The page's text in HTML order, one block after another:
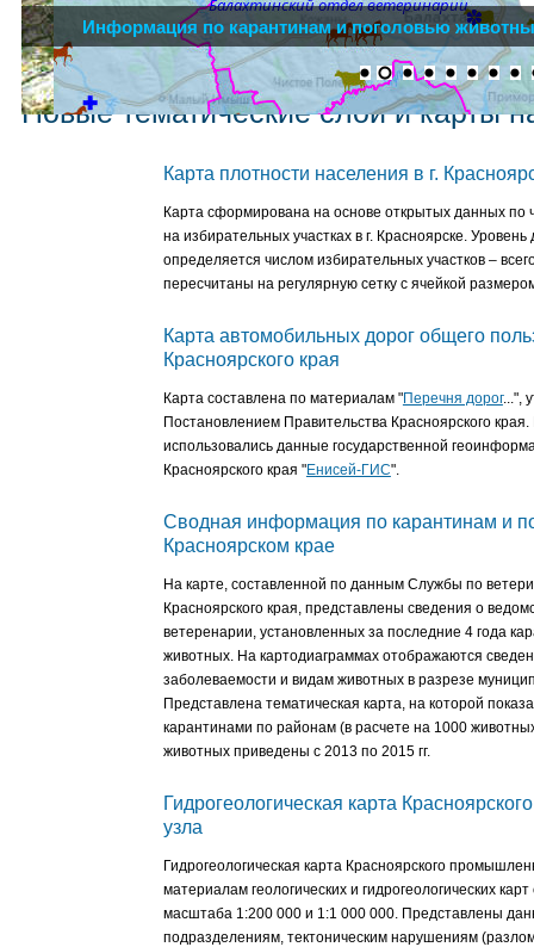
Информация по карантинам и поголовью
Новые тематические слои и карты
Карта плотности населения в г.
Карта сформирована на основе открытых данных по
на избирательных участках в г. Красноярске.
определяется числом избирательных участков –
пересчитаны на регулярную сетку с ячейкой
Карта автомобильных дорог общего
Красноярского края
Карта составлена по материалам "Перечня дорог...",
Постановлением Правительства Красноярского края.
использовались данные государственной
Красноярского края "Енисей-ГИС".
Сводная информация по карантинам и
Красноярском крае
На карте, составленной по данным Службы по
Красноярского края, представлены сведения о
ветеренарии, установленных за последние 4 года
животных. На картодиаграммах отображаются
заболеваемости и видам животных в разрезе
Представлена тематическая карта, на которой
карантинами по районам (в расчете на 1000
животных приведены с 2013 по 2015 гг.
Гидрогеологическая карта
узла
Гидрогеологическая карта Красноярского
материалам геологических и гидрогеологических
масштаба 1:200 000 и 1:1 000 000. Представлены
подразделениям, тектоническим нарушениям